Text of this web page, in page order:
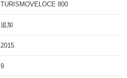
TURISMOVELOCE 800
追加
2015
9